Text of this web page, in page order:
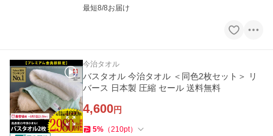
最短8/8お届け
今治タオル
バスタオル 今治タオル ＜同色2枚セット＞ リ
バース 日本製 圧縮 セール 送料無料
4,600円
5% （210pt）